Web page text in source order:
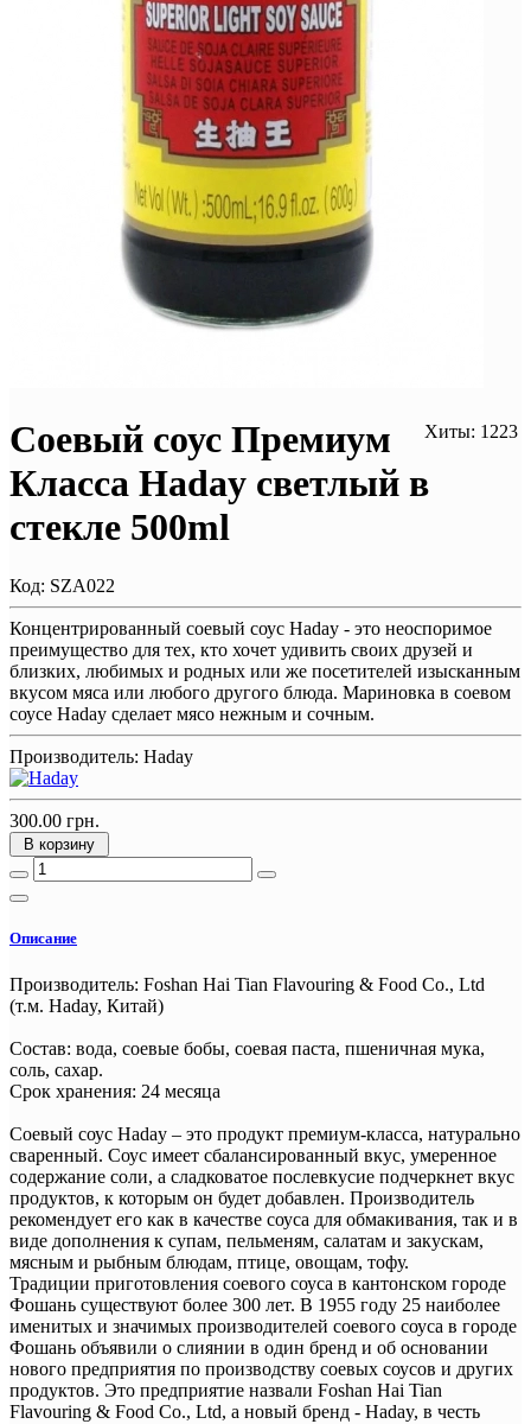
Хиты: 1223
Соевый соус Премиум
Класса Haday светлый в
стекле 500ml
Код: SZA022
Концентрированный соевый соус Haday - это неоспоримое
преимущество для тех, кто хочет удивить своих друзей и
близких, любимых и родных или же посетителей изысканным
вкусом мяса или любого другого блюда. Мариновка в соевом
соусе Haday сделает мясо нежным и сочным.
Производитель: Haday
300.00 грн.
В корзину
Описание
Производитель: Foshan Hai Tian Flavouring & Food Co., Ltd
(т.м. Haday, Китай)
Состав: вода, соевые бобы, соевая паста, пшеничная мука,
соль, сахар.
Срок хранения: 24 месяца
Соевый соус Haday – это продукт премиум-класса, натурально
сваренный. Соус имеет сбалансированный вкус, умеренное
содержание соли, а сладковатое послевкусие подчеркнет вкус
продуктов, к которым он будет добавлен. Производитель
рекомендует его как в качестве соуса для обмакивания, так и в
виде дополнения к супам, пельменям, салатам и закускам,
мясным и рыбным блюдам, птице, овощам, тофу.
Традиции приготовления соевого соуса в кантонском городе
Фошань существуют более 300 лет. В 1955 году 25 наиболее
именитых и значимых производителей соевого соуса в городе
Фошань объявили о слиянии в один бренд и об основании
нового предприятия по производству соевых соусов и других
продуктов. Это предприятие назвали Foshan Hai Tian
Flavouring & Food Co., Ltd, а новый бренд - Haday, в честь